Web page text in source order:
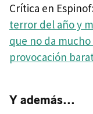
Crítica en
terror del año y
que no da
provocación
Y además...